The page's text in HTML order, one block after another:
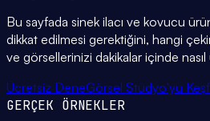
Bu sayfada sinek ilacı ve kovucu
dikkat edilmesi gerektiğini, hangi
ve görsellerinizi dakikalar içinde
Ücretsiz DeneGörsel Stüdyo'yu
GERÇEK ÖRNEKLER